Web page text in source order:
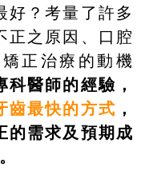
好？考量了許多
正之原因、口腔
正治療的動機
醫師的經驗，
齒最快的方式 ，
的需求及預期成